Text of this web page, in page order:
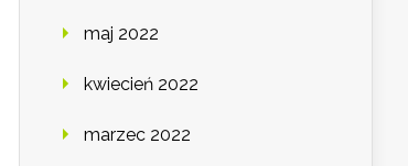
maj 2022
kwiecień 2022
marzec 2022